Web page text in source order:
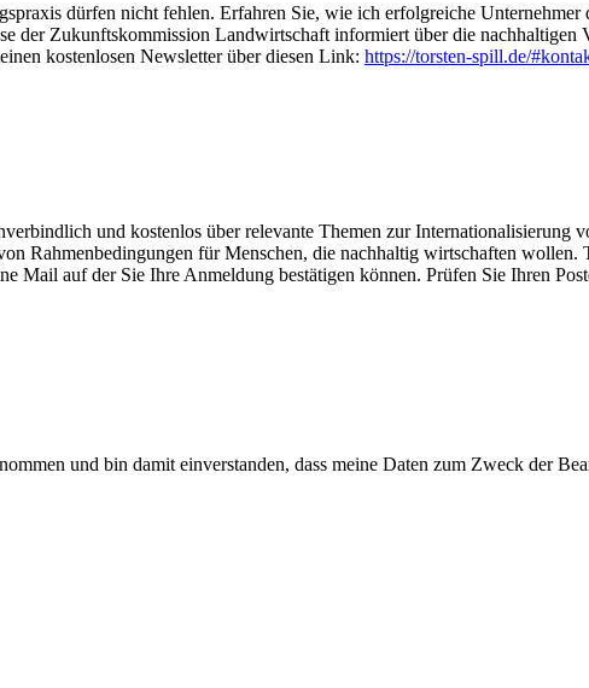
dürfen nicht fehlen. Erfahren Sie, wie ich erfolgreiche Unternehmer
der Zukunftskommission Landwirtschaft informiert über die nachhaltigen
kostenlosen Newsletter über diesen Link: https://torsten-spill.de/
und kostenlos über relevante Themen zur Internationalisierung
Rahmenbedingungen für Menschen, die nachhaltig wirtschaften wollen.
Mail auf der Sie Ihre Anmeldung bestätigen können. Prüfen Sie Ihren
und bin damit einverstanden, dass meine Daten zum Zweck der